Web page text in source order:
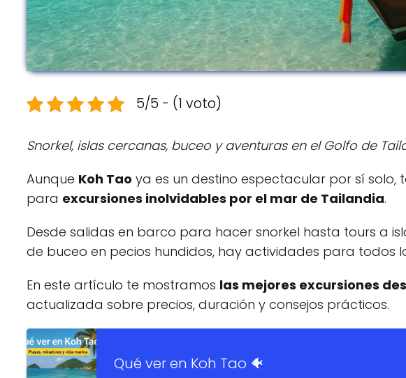
5/5 - (1 voto)
Snorkel, islas cercanas, buceo y aventuras en el Golfo de
Aunque Koh Tao ya es un destino espectacular por sí
para excursiones inolvidables por el mar de Tailandia.
Desde salidas en barco para hacer snorkel hasta tours a
de buceo en pecios hundidos, hay actividades para todos
En este artículo te mostramos las mejores excursiones
actualizada sobre precios, duración y consejos prácticos.
Qué ver en Koh Tao 🐠